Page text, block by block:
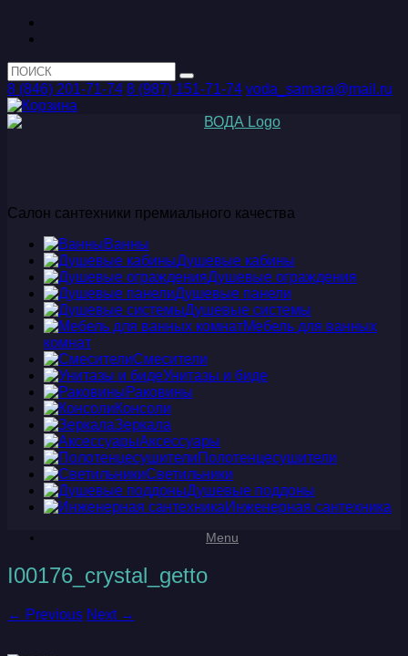
8 (846) 201-71-74 8 (987) 151-71-74 voda_samara@mail.ru
Салон сантехники премиального качества
Ванны
Душевые кабины
Душевые ограждения
Душевые панели
Душевые системы
Мебель для ванных
комнат
Смесители
Унитазы и биде
Раковины
Консоли
Зеркала
Аксессуары
Полотенцесушители
Светильники
Душевые поддоны
Инженерная сантехника
Menu
I00176_crystal_getto
← Previous Next →